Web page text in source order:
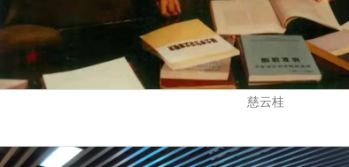
慈云桂